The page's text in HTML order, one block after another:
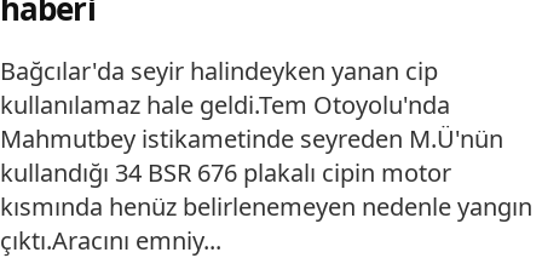
Bağcılar'da seyir halindeyken yanan cip
kullanılamaz hale geldi.Tem Otoyolu'nda
Mahmutbey istikametinde seyreden M.Ü'nün
kullandığı 34 BSR 676 plakalı cipin motor
kısmında henüz belirlenemeyen nedenle yangın
çıktı.Aracını emniy...